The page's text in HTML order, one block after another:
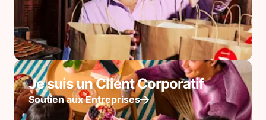
Je suis un Client Corporatif
Soutien aux Entreprises